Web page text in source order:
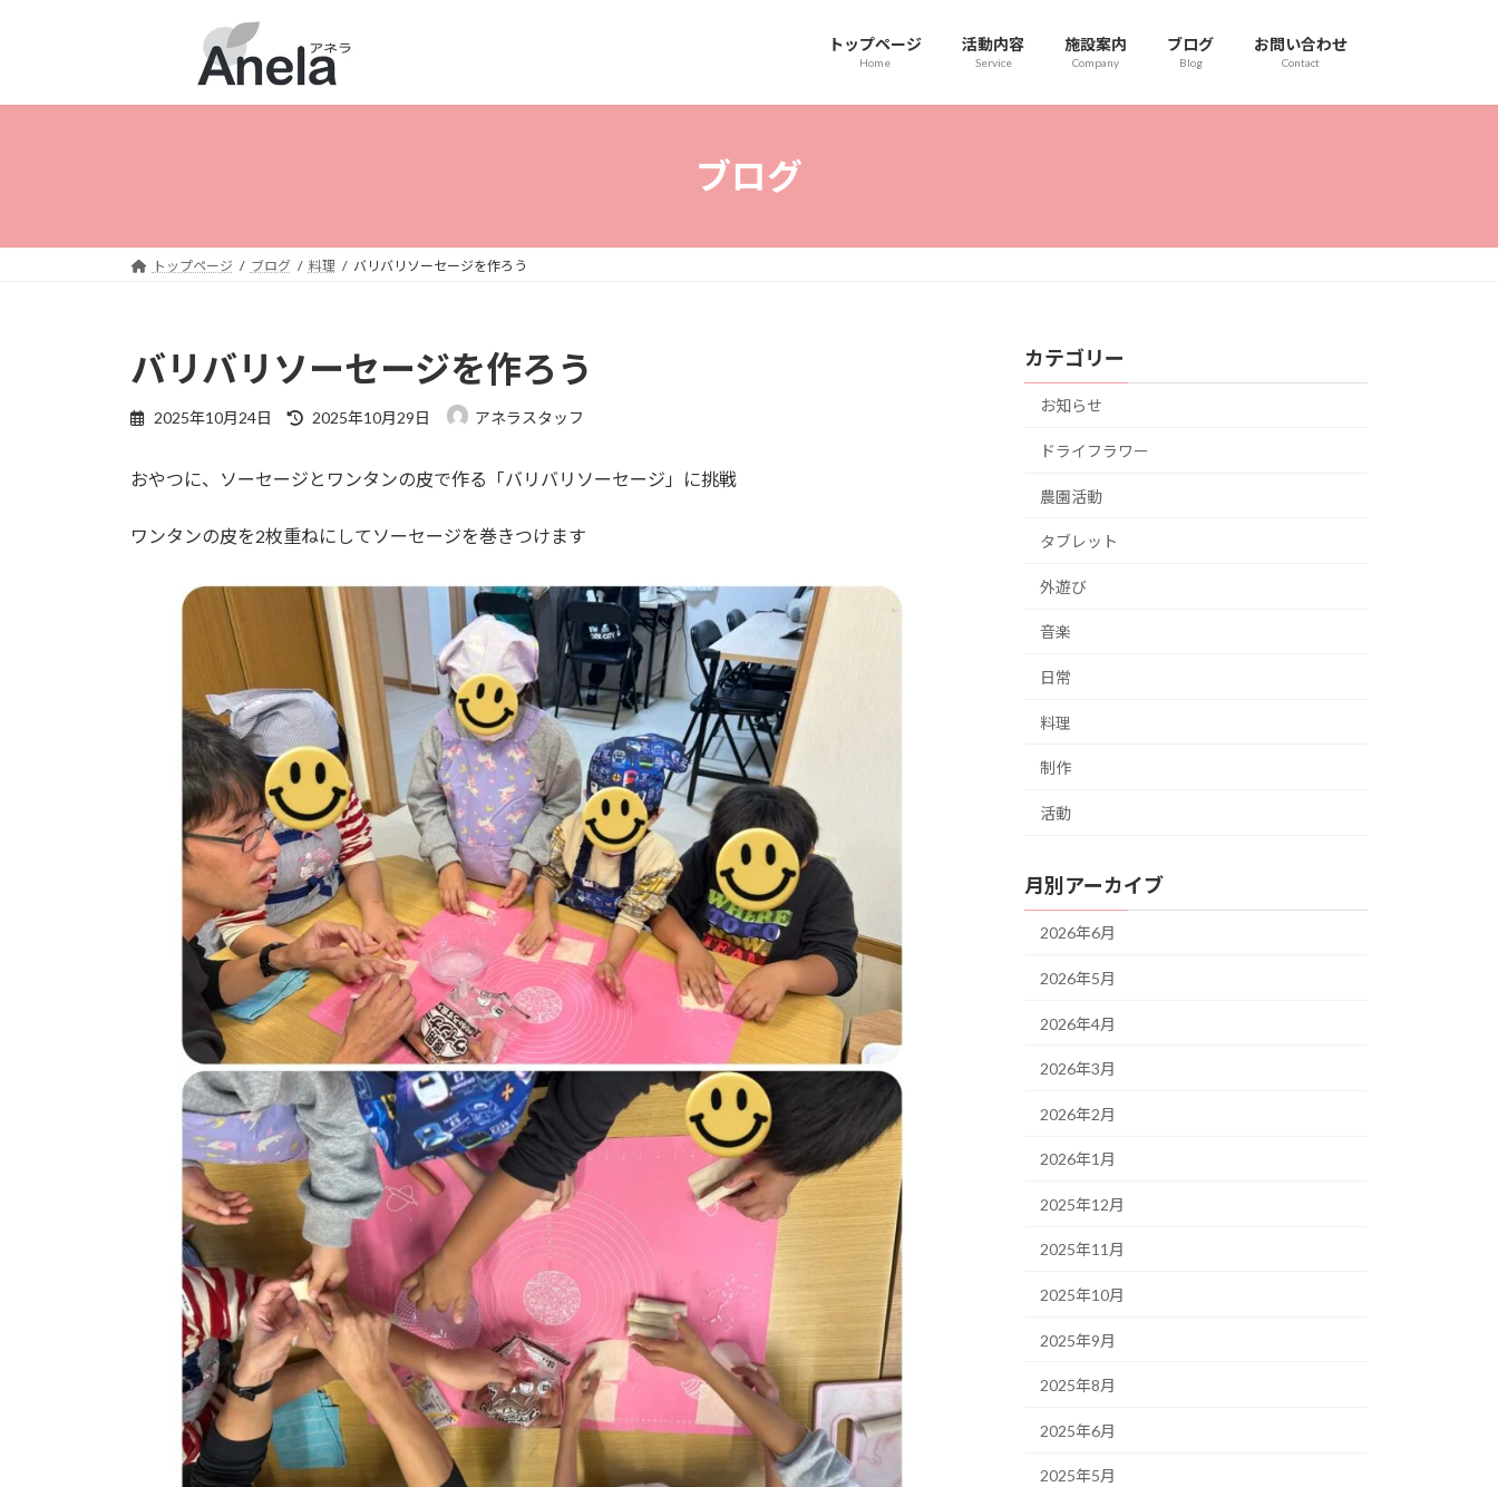
プ
動
トップページ
Home
活動内容
Service
施設案内
Company
ブログ
Blog
お問い合わせ
Contact
ブログ
トップページ ブログ 料理 バリバリソーセージを作ろう
バリバリソーセージを作ろう
2025年10月24日
最
新
時
:
2025年10月29日 アネラスタッフ
おやつに、ソーセージとワンタンの皮で作る「バリバリソーセージ」に挑戦
ワンタンの皮を2枚重ねにしてソーセージを巻きつけます
カテゴリー
お知らせ
ドライフラワー
農園活動
タブレット
外遊び
音楽
日常
料理
制作
活動
月別アーカイブ
2026年6月
2026年5月
2026年4月
2026年3月
2026年2月
2026年1月
2025年12月
2025年11月
2025年10月
2025年9月
2025年8月
2025年6月
2025年5月